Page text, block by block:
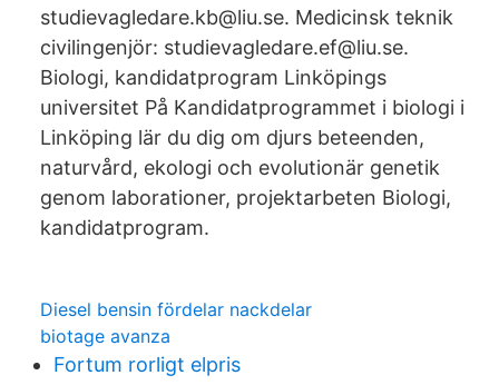
studievagledare.kb@liu.se. Medicinsk teknik
civilingenjör: studievagledare.ef@liu.se.
Biologi, kandidatprogram Linköpings
universitet På Kandidatprogrammet i biologi i
Linköping lär du dig om djurs beteenden,
naturvård, ekologi och evolutionär genetik
genom laborationer, projektarbeten Biologi,
kandidatprogram.
Diesel bensin fördelar nackdelar
biotage avanza
Fortum rorligt elpris